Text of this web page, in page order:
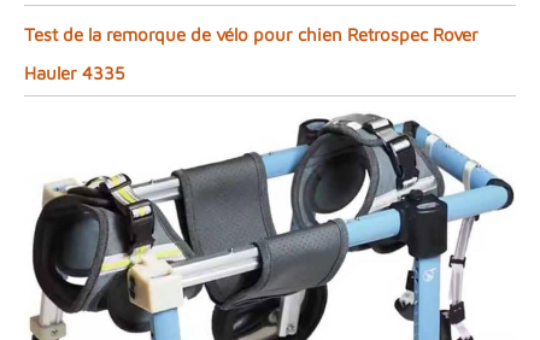
Test de la remorque de vélo pour chien Retrospec Rover
Hauler 4335